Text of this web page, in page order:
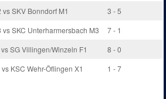
SKV Bonndorf M1
3 - 5
vs SKC Unterharmersbach M3
7 - 1
SG Villingen/Winzeln F1
8 - 0
KSC Wehr-Öflingen X1 1 - 7